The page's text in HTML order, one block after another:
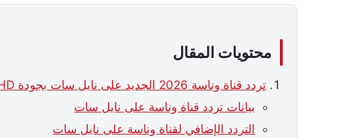
محتويات المقال
تردد قناة وناسة 2026 الجديد على نايل سات بجودة HD
بيانات تردد قناة وناسة على نايل سات
التردد الإضافي لقناة وناسة على نايل سات